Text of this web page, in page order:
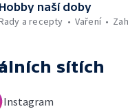
Hobby naší doby
a recepty
Vaření
sítích
Instagram